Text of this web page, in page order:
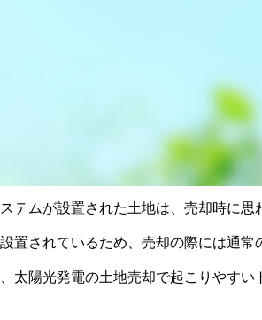
テムが設置された土地は、売却時に思
置されているため、売却の際には通常
太陽光発電の土地売却で起こりやす